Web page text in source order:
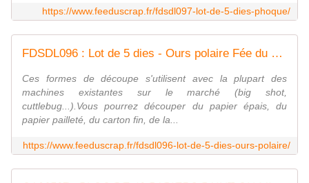
https://www.feeduscrap.fr/fdsdl097-lot-de-5-dies-phoque/
FDSDL096 : Lot de 5 dies - Ours polaire Fée du SCrap
Ces formes de découpe s'utilisent avec la plupart des
machines existantes sur le marché (big shot,
cuttlebug...).Vous pourrez découper du papier épais, du
papier pailleté, du carton fin, de la...
https://www.feeduscrap.fr/fdsdl096-lot-de-5-dies-ours-polaire/